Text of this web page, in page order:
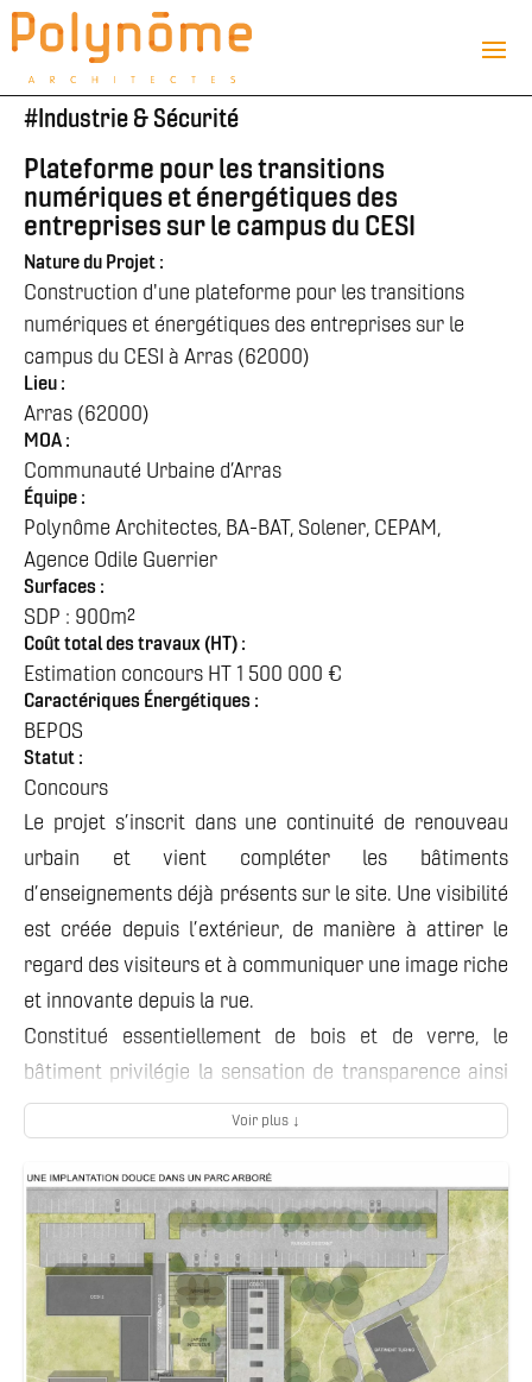
#Industrie & Sécurité
Le projet s’inscrit dans une continuité de renouveau
urbain et vient compléter les bâtiments
d’enseignements déjà présents sur le site. Une visibilité
est créée depuis l’extérieur, de manière à attirer le
regard des visiteurs et à communiquer une image riche
et innovante depuis la rue.
Constitué essentiellement de bois et de verre, le
bâtiment privilégie la sensation de transparence ainsi
que son intégration au sein d’un site fortement
végétalisé. Les matériaux, respectueux de
l’environnement, sont en accord avec une conception
passive poussée nécessaire pour l’obtention du niveau
énergétique BEPOS.
Au sein de l’établissement a été privilégié un espace de
partage centralisé : le coworking qui est au cœur de
l’organisation du projet. Il se positionne comme
Voir plus ↓
Plateforme pour les transitions
numériques et énergétiques des
entreprises sur le campus du CESI
Nature du Projet :
Construction d'une plateforme pour les transitions
numériques et énergétiques des entreprises sur le
campus du CESI à Arras (62000)
Lieu :
Arras (62000)
MOA :
Communauté Urbaine d’Arras
Équipe :
Polynôme Architectes, BA-BAT, Solener, CEPAM,
Agence Odile Guerrier
Surfaces :
SDP : 900m²
Coût total des travaux (HT) :
Estimation concours HT 1 500 000 €
Caractériques Énergétiques :
BEPOS
Statut :
Concours